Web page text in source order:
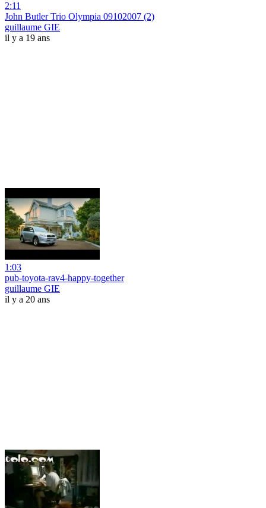
2:11
John Butler Trio Olympia 09102007 (2)
guillaume GIE
il y a 19 ans
1:03
pub-toyota-rav4-happy-together
guillaume GIE
il y a 20 ans